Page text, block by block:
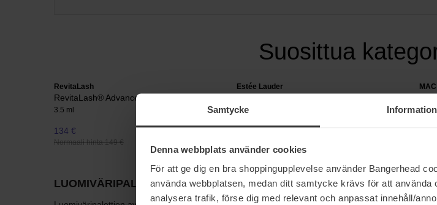
Samtycke Information
Denna webbplats använder cookies
För att ge dig en bra shoppingupplevelse använder Bangerhead
använda webbplatsen, medan ditt samtycke krävs för att
analysera trafik, förse dig med relevant och anpassat innehåll/
Suosittua
RevitaLash
RevitaLash® Advanced
3.5 ml
134 €
Normaali hinta 149 €
Estée Lauder
30 ml
52 €
4,5 g
LUOMIVÄRIPALETIT